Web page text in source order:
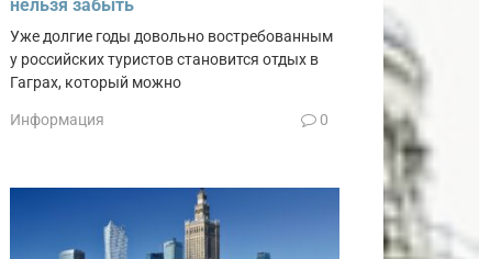
нельзя забыть
Уже долгие годы довольно востребованным
у российских туристов становится отдых в
Гаграх, который можно
Информация 0